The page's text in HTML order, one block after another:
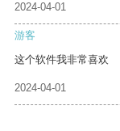
2024-04-01
游客
这个软件我非常喜欢
2024-04-01